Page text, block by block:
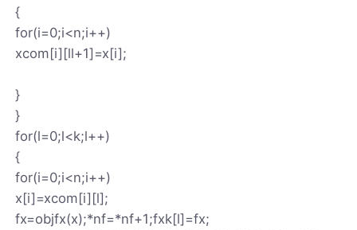
{
for(i=0;i<n;i++)
xcom[i][ll+1]=x[i];
}
}
for(l=0;l<k;l++)
{
for(i=0;i<n;i++)
x[i]=xcom[i][l];
fx=objfx(x);*nf=*nf+1;fxk[l]=fx;